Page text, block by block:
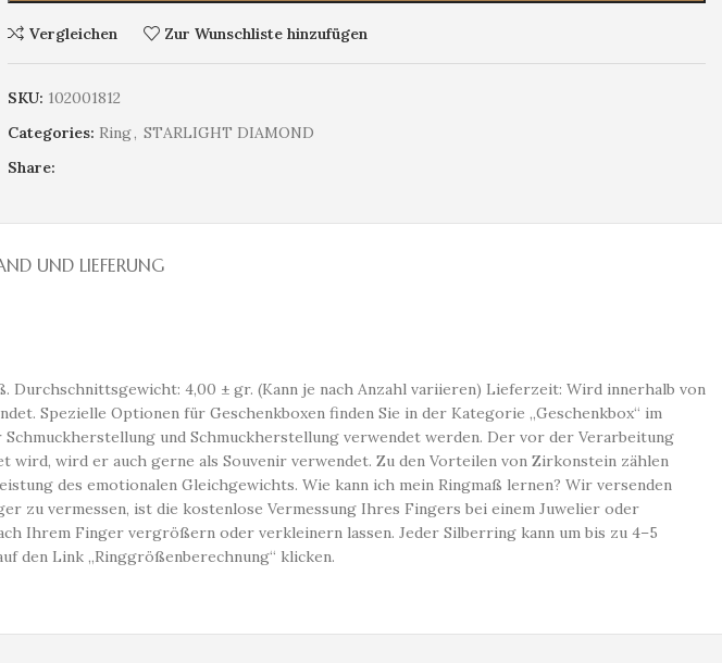
Vergleichen Zur Wunschliste hinzufügen
SKU: 102001812
Categories: Ring, STARLIGHT DIAMOND
Share:
UND LIEFERUNG
Durchschnittsgewicht: 4,00 ± gr. (Kann je nach Anzahl variieren) Lieferzeit: Wird innerhalb von
Spezielle Optionen für Geschenkboxen finden Sie in der Kategorie „Geschenkbox“ im
und Schmuckherstellung verwendet werden. Der vor der Verarbeitung
wird er auch gerne als Souvenir verwendet. Zu den Vorteilen von Zirkonstein zählen
des emotionalen Gleichgewichts. Wie kann ich mein Ringmaß lernen? Wir versenden
zu vermessen, ist die kostenlose Vermessung Ihres Fingers bei einem Juwelier oder
Ihrem Finger vergrößern oder verkleinern lassen. Jeder Silberring kann um bis zu 4–5
den Link „Ringgrößenberechnung“ klicken.